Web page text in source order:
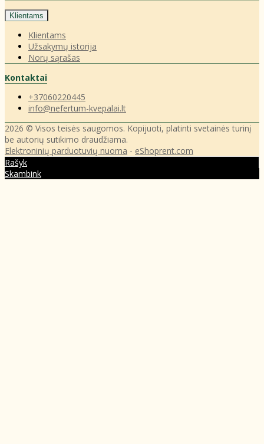
Klientams
Klientams
Užsakymų istorija
Norų sąrašas
Kontaktai
+37060220445
info@nefertum-kvepalai.lt
2026 © Visos teisės saugomos. Kopijuoti, platinti svetainės turinį
be autorių sutikimo draudžiama.
Elektroninių parduotuvių nuoma - eShoprent.com
Rašyk
Skambink